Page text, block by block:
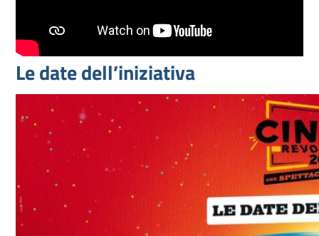
Le date dell’iniziativa